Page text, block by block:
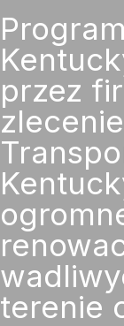
przez
terenie